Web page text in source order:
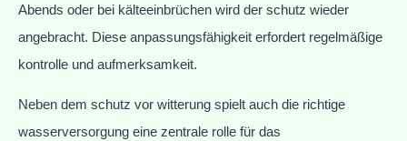
Abends oder bei kälteeinbrüchen wird der schutz wieder
angebracht. Diese anpassungsfähigkeit erfordert regelmäßige
kontrolle und aufmerksamkeit.
Neben dem schutz vor witterung spielt auch die richtige
wasserversorgung eine zentrale rolle für das